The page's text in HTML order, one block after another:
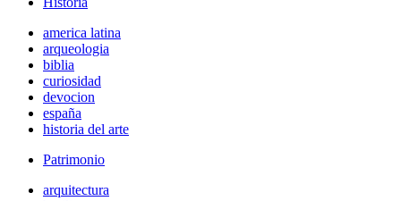
america latina
arqueologia
biblia
curiosidad
devocion
españa
historia del arte
Patrimonio
arquitectura